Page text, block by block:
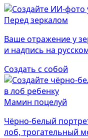
Перед зеркалом
Ваше отражение у
и надпись на
Создать с собой
Мамин поцелуй
Чёрно-белый
лоб, трогательный